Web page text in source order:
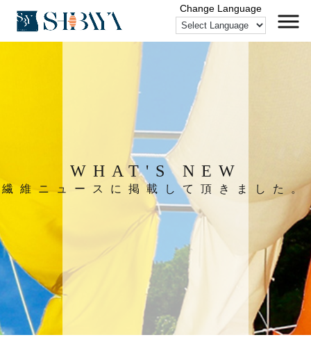
WHAT'S NEW
繊維ニュースに掲載して頂きました。